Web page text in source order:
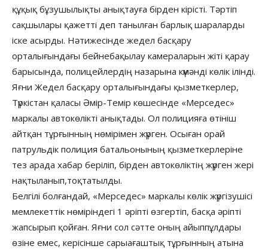
құқық бұзушылықты анықтауға бірден кірісті. Тәртіп
сақшылары қажетті деп танылған барлық шараларды
іске асырды. Нәтижесінде жедел басқару
орталығындағы бейнебақылау камераларын жіті қарау
барысында, полицейлердің назарына күмәнді көлік ілінді.
Яғни Жедел басқару орталығындағы қызметкерлер,
Түркістан қаласы Әмір-Темір көшесінде «Мерседес»
маркалы автокөлікті анықтады. Ол полицияға өтініш
айтқан тұрғынның нөмірімен жүрген. Осыған орай
патрульдік полиция батальонының қызметкерлеріне
тез арада хабар беріліп, бірден автокөліктің жүрген жері
нақтыланып,тоқтатылды.
Белгілі болғандай, «Мерседес» маркалы көлік жүргізушісі
мемлекеттік нөміріндегі 1 әріпті өзгертіп, басқа әріпті
жапсырып қойған. Яғни сол сәтте оның айыппұлдары
өзіне емес, керісінше сарыағаштық тұрғынның атына